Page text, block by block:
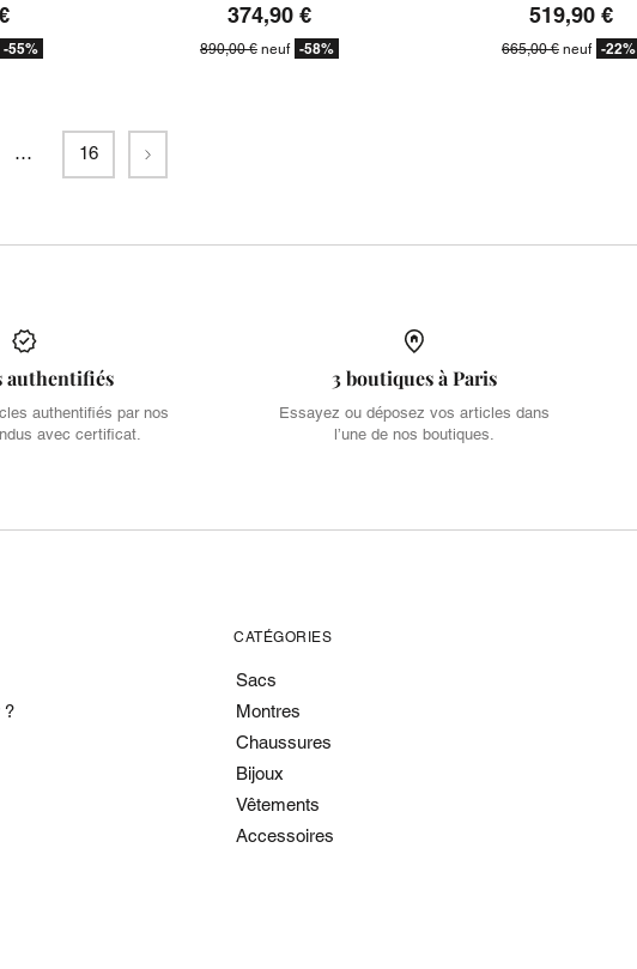
-55%
374,90 €
890,00 € neuf -58%
519,90 €
665,00 € neuf -22%
… 16 Suivant
authentifiés
authentifiés par nos
avec certificat.
3 boutiques à Paris
Essayez ou déposez vos articles dans
l’une de nos boutiques.
?
CATÉGORIES
Sacs
Montres
Chaussures
Bijoux
Vêtements
Accessoires